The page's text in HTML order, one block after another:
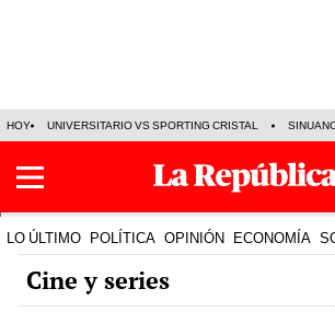
HOY UNIVERSITARIO VS SPORTING CRISTAL
LO ÚLTIMO POLÍTICA OPINIÓN ECONOMÍA
Cine y series